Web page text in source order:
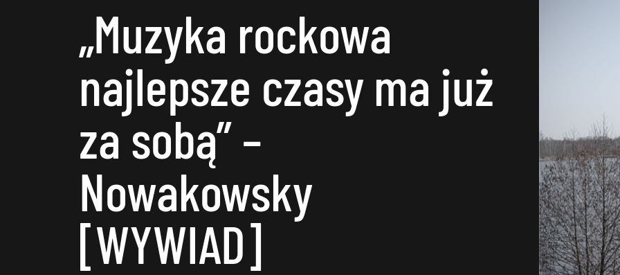
„Muzyka rockowa
najlepsze czasy ma już
za sobą” –
Nowakowsky
[WYWIAD]